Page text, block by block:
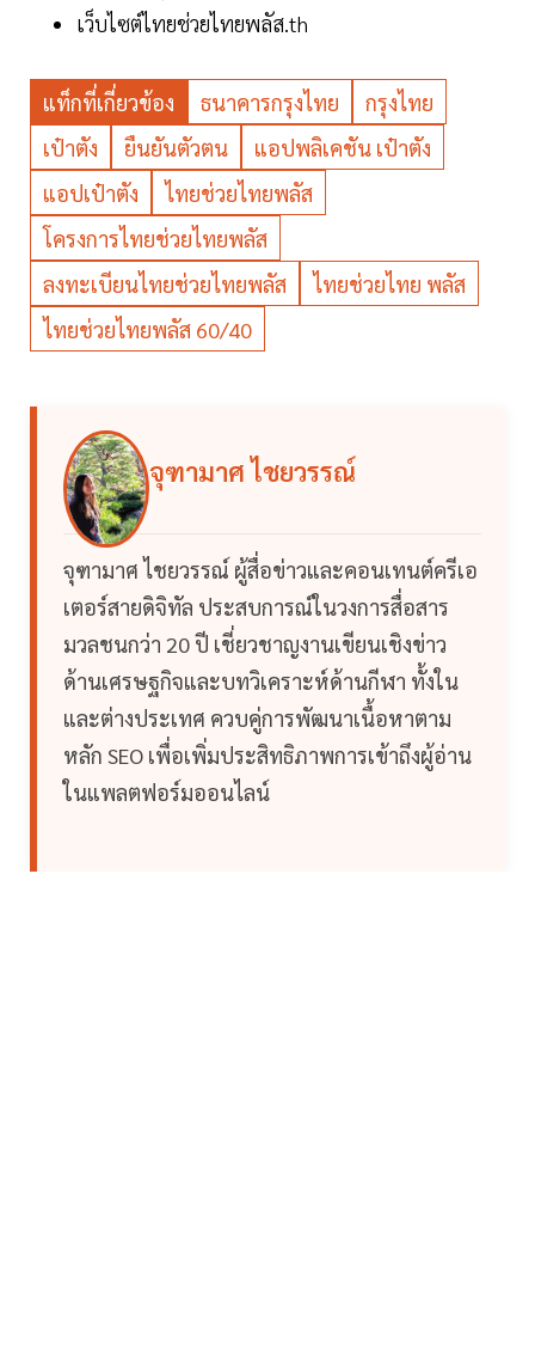
เว็บไซต์ไทยช่วยไทยพลัส.th
แท็กที่เกี่ยวข้อง ธนาคารกรุงไทย
กรุงไทย
เป๋าตัง
ยืนยันตัวตน
แอปพลิเคชัน เป๋าตัง
แอปเป๋าตัง
ไทยช่วยไทยพลัส
โครงการไทยช่วยไทยพลัส
ลงทะเบียนไทยช่วยไทยพลัส
ไทยช่วยไทย พลัส
ไทยช่วยไทยพลัส 60/40
จุฑามาศ ไชยวรรณ์
จุฑามาศ ไชยวรรณ์ ผู้สื่อข่าวและคอนเทนต์ครีเอ
เตอร์สายดิจิทัล ประสบการณ์ในวงการสื่อสาร
มวลชนกว่า 20 ปี เชี่ยวชาญงานเขียนเชิงข่าว
ด้านเศรษฐกิจและบทวิเคราะห์ด้านกีฬา ทั้งใน
และต่างประเทศ ควบคู่การพัฒนาเนื้อหาตาม
หลัก SEO เพื่อเพิ่มประสิทธิภาพการเข้าถึงผู้อ่าน
ในแพลตฟอร์มออนไลน์